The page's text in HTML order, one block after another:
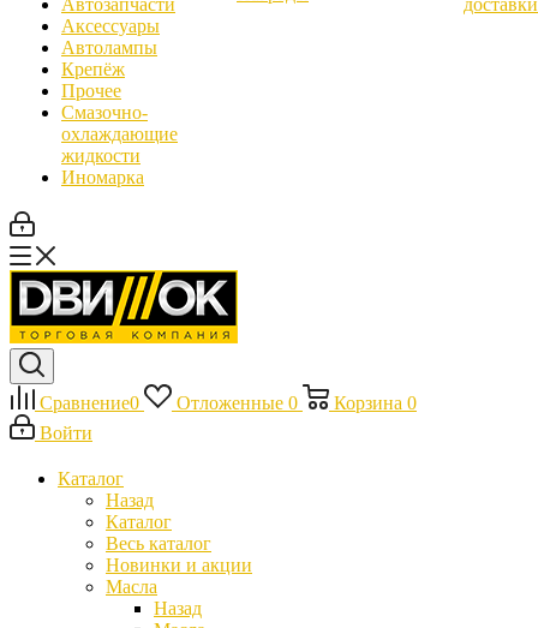
Автозапчасти
Аксессуары
Автолампы
Крепёж
Прочее
Смазочно-
охлаждающие
жидкости
Иномарка
доставки
Сравнение0 Отложенные 0 Корзина 0
Войти
Каталог
Назад
Каталог
Весь каталог
Новинки и акции
Масла
Назад